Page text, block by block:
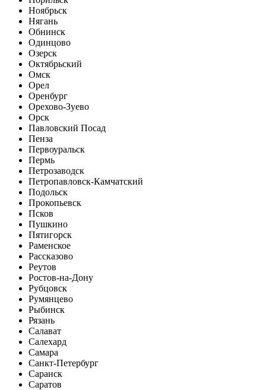
Ноябрьск
Нягань
Обнинск
Одинцово
Озерск
Октябрьский
Омск
Орел
Оренбург
Орехово-Зуево
Орск
Павловский Посад
Пенза
Первоуральск
Пермь
Петрозаводск
Петропавловск-Камчатский
Подольск
Прокопьевск
Псков
Пушкино
Пятигорск
Раменское
Рассказово
Реутов
Ростов-на-Дону
Рубцовск
Румянцево
Рыбинск
Рязань
Салават
Салехард
Самара
Санкт-Петербург
Саранск
Саратов